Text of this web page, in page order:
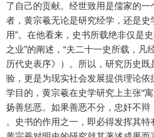
了自己的贡献。经世致用是儒家的
者，黄宗羲无论是研究经学，还是史
用”。在他看来，史书所载绝非仅是
之业”的阐述，“夫二十一史所载，凡
历代史表序》）。所以，研究历史
验，更是为现实社会发展提供理论
学目的，黄宗羲在史学研究上主张“
扬善惩恶。如果善恶不分，忠奸不辩
。史书的作用之一，即必得发挥其特